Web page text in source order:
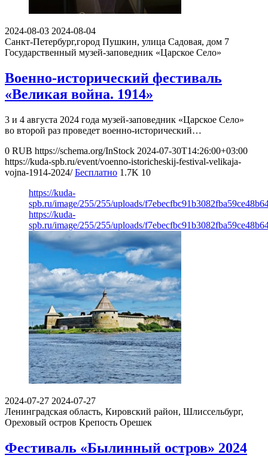
2024-08-03 2024-08-04
Санкт-Петербург,город Пушкин, улица Садовая, дом 7
Государственный музей-заповедник «Царское Село»
Военно-исторический фестиваль
«Великая война. 1914»
3 и 4 августа 2024 года музей-заповедник «Царское Село»
во второй раз проведет военно-исторический…
0 RUB https://schema.org/InStock 2024-07-30T14:26:00+03:00
https://kuda-spb.ru/event/voenno-istoricheskij-festival-velikaja-
vojna-1914-2024/ Бесплатно 1.7K 10
https://kuda-
spb.ru/image/255/255/uploads/
https://kuda-
spb.ru/image/255/255/uploads/
2024-07-27 2024-07-27
Ленинградская область, Кировский район, Шлиссельбург,
Ореховый остров Крепость Орешек
Фестиваль «Былинный остров» 2024